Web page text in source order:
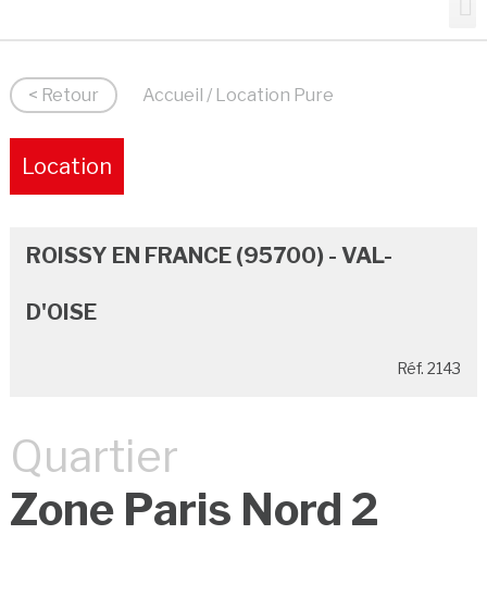
< Retour Accueil / Location Pure
Location
ROISSY EN FRANCE (95700) - VAL-
D'OISE
Réf. 2143
Quartier
Zone Paris Nord 2